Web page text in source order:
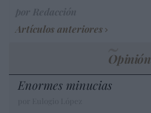
Artículos anteriores
Opinión
Enormes minucias